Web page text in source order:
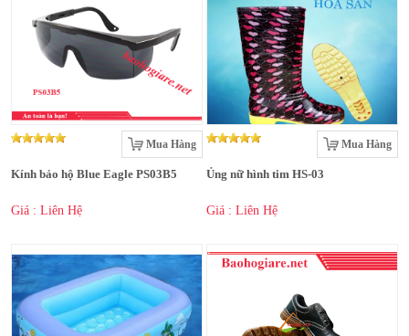
Mua Hàng
Kính bảo hộ Blue Eagle PS03B5
Giá : Liên Hệ
Mua Hàng
Ủng nữ hình tim HS-03
Giá : Liên Hệ